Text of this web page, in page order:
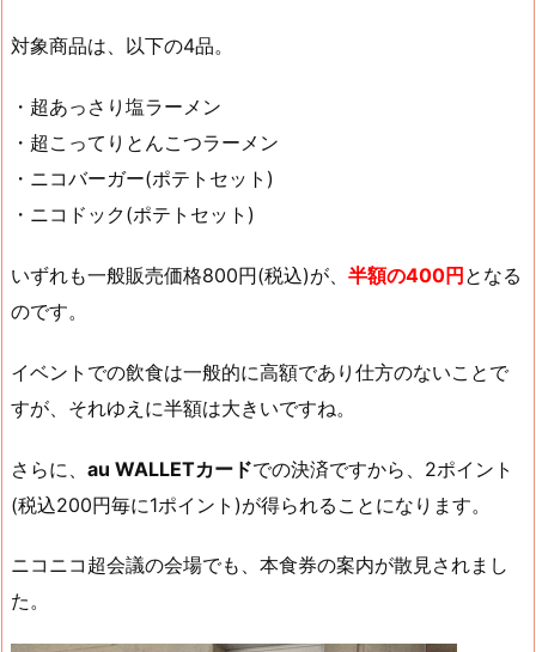
対象商品は、以下の4品。
・超あっさり塩ラーメン
・超こってりとんこつラーメン
・ニコバーガー(ポテトセット)
・ニコドック(ポテトセット)
いずれも一般販売価格800円(税込)が、 半額の400円 となる
のです。
イベントでの飲食は一般的に高額であり仕方のないことで
すが、それゆえに半額は大きいですね。
さらに、 au WALLETカードでの決済ですから、2ポイント
(税込200円毎に1ポイント)が得られることになります。
ニコニコ超会議の会場でも、本食券の案内が散見されまし
た。